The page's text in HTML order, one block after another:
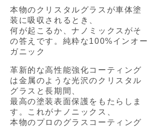
本物のクリスタルグラスが車体塗
装に吸収されるとき、
何が起こるか、ナノミックスがそ
の答えです。 純粋な100%インオー
ガニック
革新的な高性能強化コーティング
は金属のような光沢のクリスタル
グラスと長期間、
最高の塗装表面保護をもたらしま
す。これがナノニックス、
本物のプロのグラスコーティング